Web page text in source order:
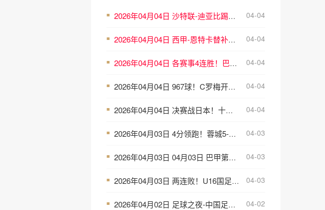
■ 2026年04月04日 沙特联-迪亚比踢人裆部直红阿布德制胜 十人吉达联合1-0哈森姆 04-04
■ 2026年04月04日 西甲-恩特卡替补制胜 巴列卡诺1-0十人埃尔切 04-04
■ 2026年04月04日 各赛事4连胜！巴黎3-1赛季双杀图卢兹4分领跑 登贝莱凌空斩+双响 04-04
■ 2026年04月04日 967球！C罗梅开二度+造点马内双响 胜利5-2逆转纳杰马先赛6分领跑 04-04
■ 2026年04月04日 决赛战日本！十人U16中国女足1-1墨西哥女足U16，小组赛2胜1平 04-04
■ 2026年04月03日 4分领跑！蓉城5-1大胜西海岸 费利佩戴帽韦林顿传射拜合拉木造2球 04-03
■ 2026年04月03日 04月03日 巴甲第9轮 桑托斯vs瑞模贝雷 进球视频 04-03
■ 2026年04月03日 两连败！U16国足0-1巴西U16下轮将战科特迪瓦 李家进超远吊射造险 04-03
■ 2026年04月02日 足球之夜-中国足球齐头并进 04-02